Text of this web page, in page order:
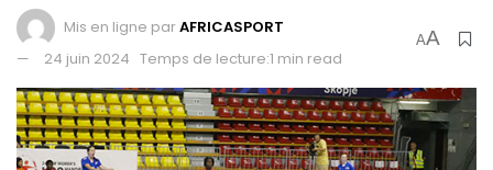
Mis en ligne parAFRICASPORT
24 juin 2024 Temps de lecture:1 min read
AA